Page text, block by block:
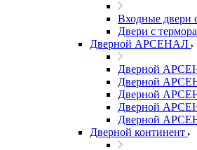
Входные двери
Двери с
Дверной АРСЕНАЛ
Дверной
Дверной
Дверной
Дверной
Дверной
Дверной континент